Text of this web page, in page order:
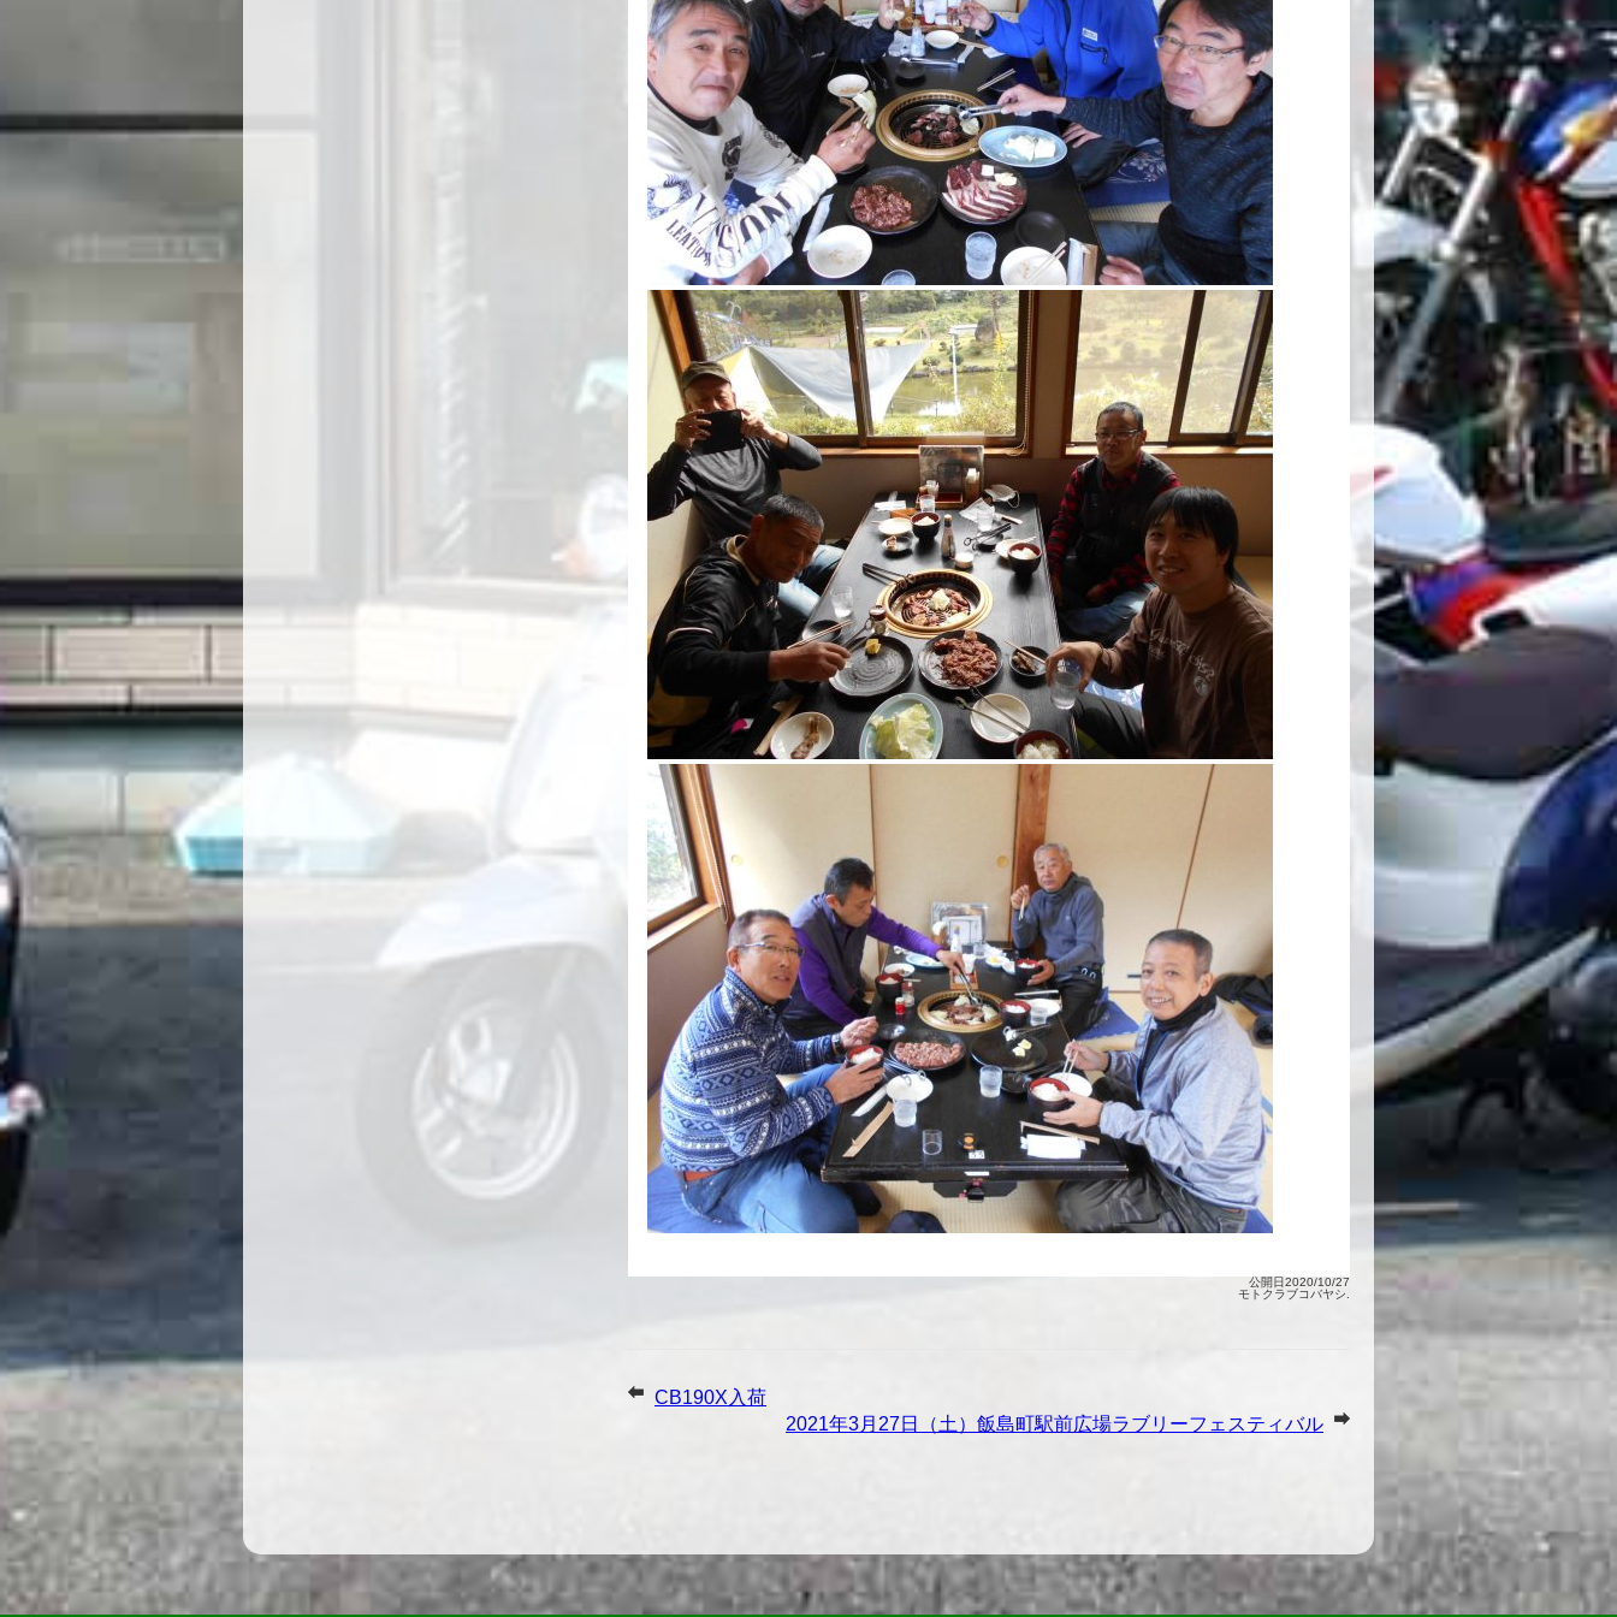
公開日2020/10/27
モトクラブコバヤシ.
CB190X入荷
2021年3月27日（土）飯島町駅前広場ラブリーフェスティバル